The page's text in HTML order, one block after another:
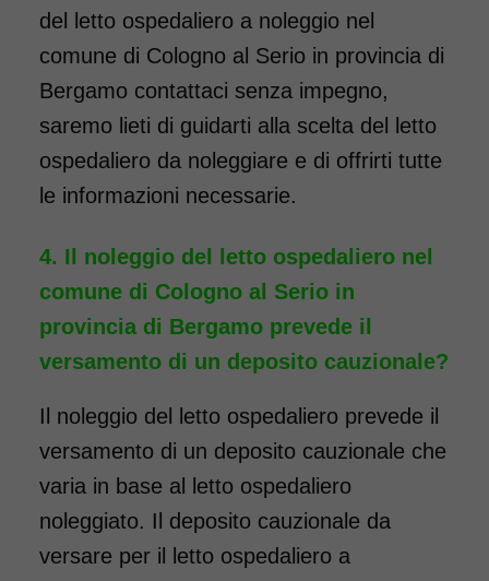
del letto ospedaliero a noleggio nel
comune di Cologno al Serio in provincia di
Bergamo contattaci senza impegno,
saremo lieti di guidarti alla scelta del letto
ospedaliero da noleggiare e di offrirti tutte
le informazioni necessarie.
Il noleggio del letto ospedaliero nel
comune di Cologno al Serio in
provincia di Bergamo prevede il
versamento di un deposito cauzionale?
Il noleggio del letto ospedaliero prevede il
versamento di un deposito cauzionale che
varia in base al letto ospedaliero
noleggiato. Il deposito cauzionale da
versare per il letto ospedaliero a